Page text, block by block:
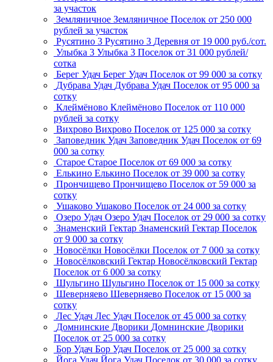
за участок
Земляничное Земляничное Поселок от 250 000
рублей за участок
Русятино 3 Русятино 3 Деревня от 19 000 руб./сот.
Улыбка 3 Улыбка 3 Поселок от 31 000 рублей/
сотка
Берег Удач Берег Удач Поселок от 99 000 за сотку
Дубрава Удач Дубрава Удач Поселок от 95 000 за
сотку
Клеймёново Клеймёново Поселок от 110 000
рублей за сотку
Вихрово Вихрово Поселок от 125 000 за сотку
Заповедник Удач Заповедник Удач Поселок от 69
000 за сотку
Старое Старое Поселок от 69 000 за сотку
Елькино Елькино Поселок от 39 000 за сотку
Прончищево Прончищево Поселок от 59 000 за
сотку
Ушаково Ушаково Поселок от 24 000 за сотку
Озеро Удач Озеро Удач Поселок от 29 000 за сотку
Знаменский Гектар Знаменский Гектар Поселок
от 9 000 за сотку
Новосёлки Новосёлки Поселок от 7 000 за сотку
Новосёлковский Гектар Новосёлковский Гектар
Поселок от 6 000 за сотку
Шульгино Шульгино Поселок от 15 000 за сотку
Шеверняево Шеверняево Поселок от 15 000 за
сотку
Лес Удач Лес Удач Поселок от 45 000 за сотку
Домнинские Дворики Домнинские Дворики
Поселок от 25 000 за сотку
Бор Удач Бор Удач Поселок от 25 000 за сотку
Йога Удач Йога Удач Поселок от 30 000 за сотку